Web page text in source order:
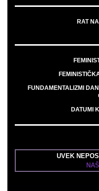
RAT
FUNDAMENTALIZMI
DATUMI
UVEK